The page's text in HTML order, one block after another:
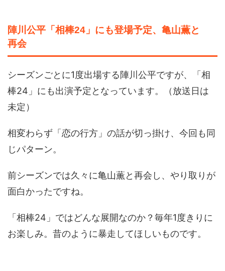
陣川公平「相棒24」にも登場予定、亀山薫と
再会
シーズンごとに1度出場する陣川公平ですが、「相
棒24」にも出演予定となっています。（放送日は
未定）
相変わらず「恋の行方」の話が切っ掛け、今回も同
じパターン。
前シーズンでは久々に亀山薫と再会し、やり取りが
面白かったですね。
「相棒24」ではどんな展開なのか？毎年1度きりに
お楽しみ。昔のように暴走してほしいものです。